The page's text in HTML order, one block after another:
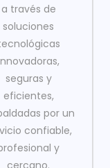
a través de
soluciones
seguras y
eficientes,
por un
confiable,
y